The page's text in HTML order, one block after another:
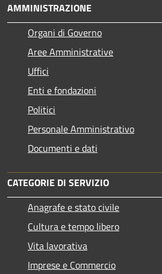
AMMINISTRAZIONE
Organi di Governo
Aree Amministrative
Uffici
Enti e fondazioni
Politici
Personale Amministrativo
Documenti e dati
CATEGORIE DI SERVIZIO
Anagrafe e stato civile
Cultura e tempo libero
Vita lavorativa
Imprese e Commercio